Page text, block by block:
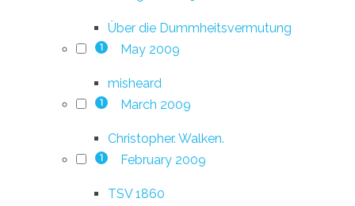
Über die Dummheitsvermutung
1 May 2009
misheard
1 March 2009
Christopher. Walken.
1 February 2009
TSV 1860